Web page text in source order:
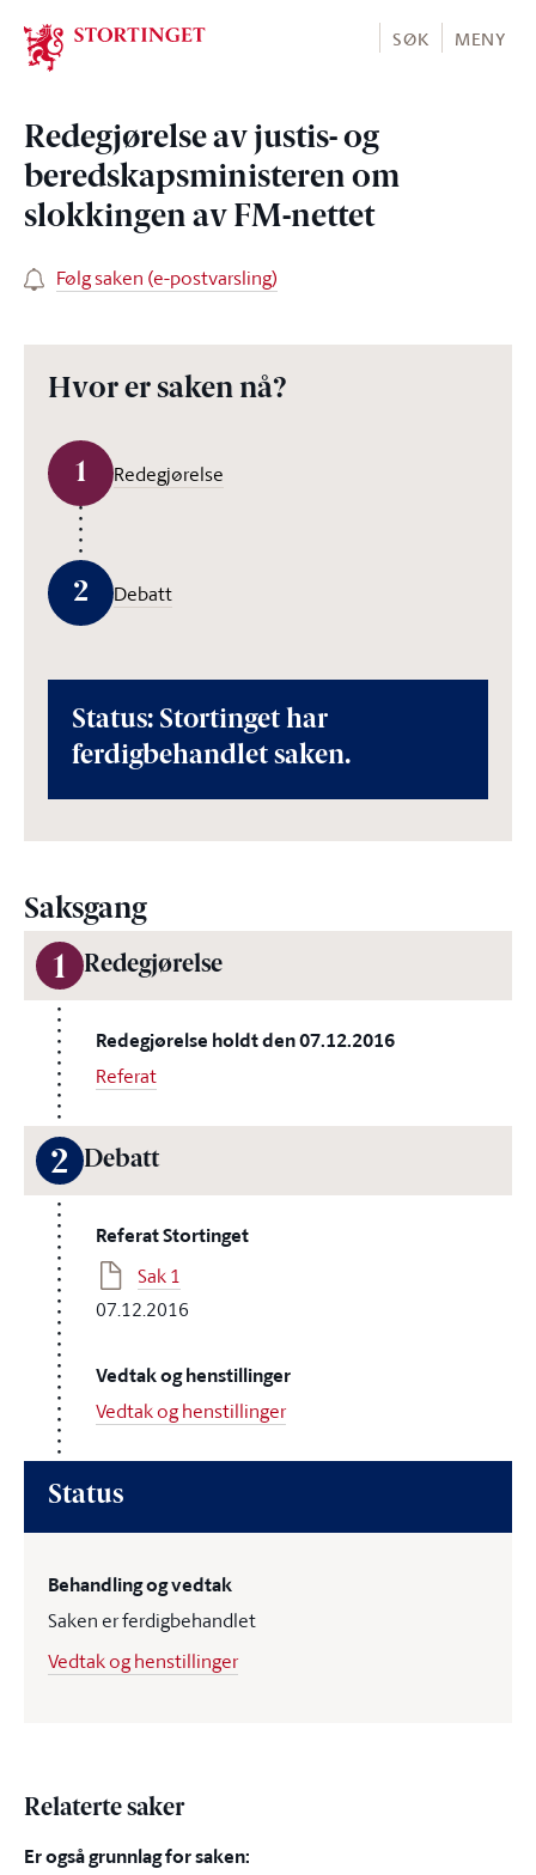
Stortinget.no
SØK MENY
Redegjørelse av justis- og
beredskapsministeren om
slokkingen av FM-nettet
Følg saken (e-postvarsling)
Hvor er saken nå?
1 Redegjørelse
2 Debatt
Status: Stortinget har
ferdigbehandlet saken.
Saksgang
1 Redegjørelse
Redegjørelse holdt den 07.12.2016
Referat
2 Debatt
Referat Stortinget
Sak 1
07.12.2016
Vedtak og henstillinger
Vedtak og henstillinger
Status
Behandling og vedtak
Saken er ferdigbehandlet
Vedtak og henstillinger
Relaterte saker
Er også grunnlag for saken: